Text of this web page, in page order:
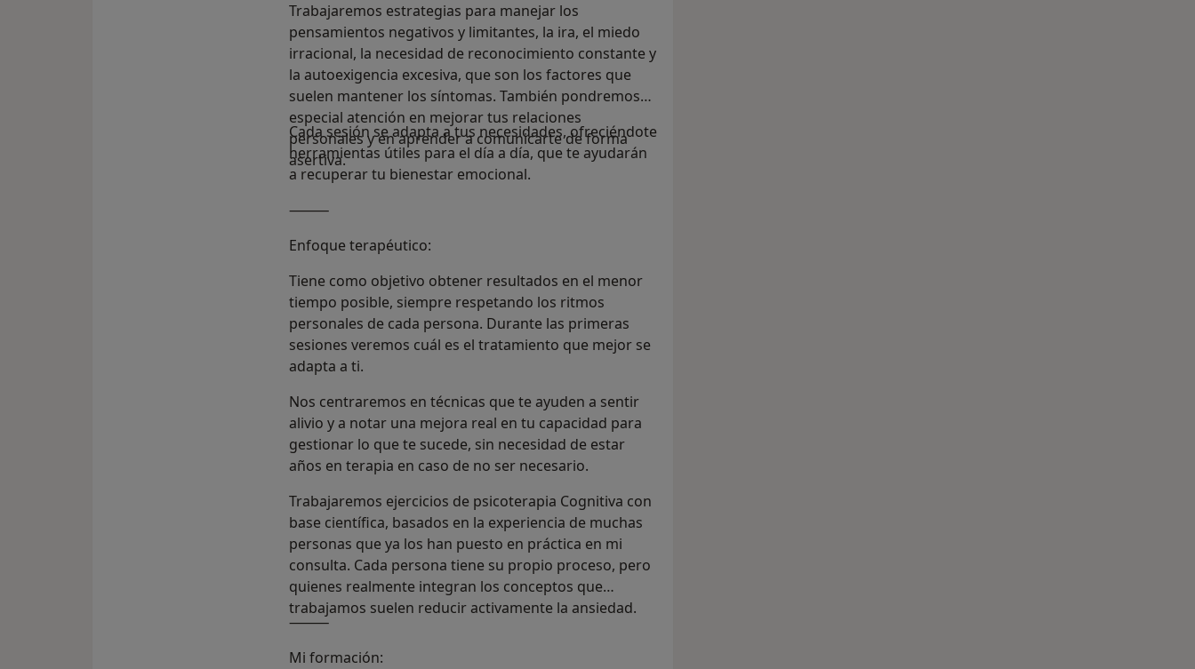
Trabajaremos estrategias para manejar los
pensamientos negativos y limitantes, la ira, el miedo
irracional, la necesidad de reconocimiento constante y
la autoexigencia excesiva, que son los factores que
suelen mantener los síntomas. También pondremos
especial atención en mejorar tus relaciones
personales y en aprender a comunicarte de forma
asertiva.
Cada sesión se adapta a tus necesidades, ofreciéndote
herramientas útiles para el día a día, que te ayudarán
a recuperar tu bienestar emocional.
⸻
Enfoque terapéutico:
Tiene como objetivo obtener resultados en el menor
tiempo posible, siempre respetando los ritmos
personales de cada persona. Durante las primeras
sesiones veremos cuál es el tratamiento que mejor se
adapta a ti.
Nos centraremos en técnicas que te ayuden a sentir
alivio y a notar una mejora real en tu capacidad para
gestionar lo que te sucede, sin necesidad de estar
años en terapia en caso de no ser necesario.
Trabajaremos ejercicios de psicoterapia Cognitiva con
base científica, basados en la experiencia de muchas
personas que ya los han puesto en práctica en mi
consulta. Cada persona tiene su propio proceso, pero
quienes realmente integran los conceptos que
trabajamos suelen reducir activamente la ansiedad.
⸻
Mi formación: